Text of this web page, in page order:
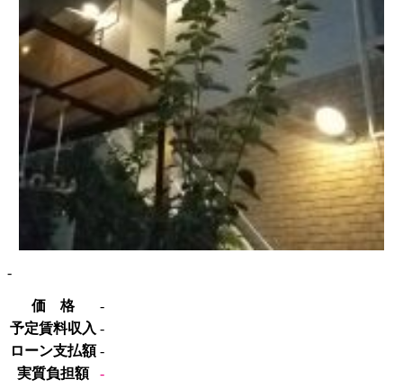
-
価 格
-
予定賃料収入 -
ローン支払額 -
実質負担額
-